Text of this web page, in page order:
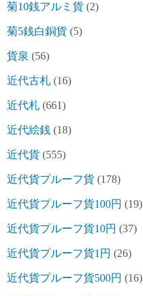
菊10銭アルミ貨 (2)
菊5銭白銅貨 (5)
貨泉 (56)
近代古札 (16)
近代札 (661)
近代絵銭 (18)
近代貨 (555)
近代貨プルーフ貨 (178)
近代貨プルーフ貨100円 (19)
近代貨プルーフ貨10円 (37)
近代貨プルーフ貨1円 (26)
近代貨プルーフ貨500円 (16)